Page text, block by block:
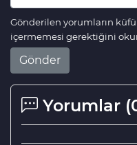
Gönderilen yorumların
içermemesi gerektiğini
Gönder
Yorumlar (